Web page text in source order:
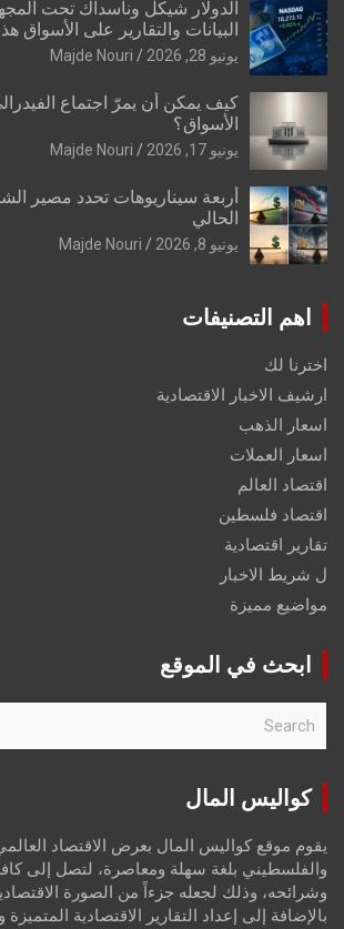
الدولار شيكل وناسداك تحت
البيانات والتقارير على الأسواق
يونيو 28, 2026 Majde Nouri
كيف يمكن أن يمرّ اجتماع
الأسواق؟
يونيو 17, 2026 Majde Nouri
أربعة سيناريوهات تحدد مصير
الحالي
يونيو 8, 2026 Majde Nouri
اهم التصنيفات
اخترنا لك
ارشيف الاخبار الاقتصادية
اسعار الذهب
اسعار العملات
اقتصاد العالم
اقتصاد فلسطين
تقارير اقتصادية
ل شريط الاخبار
مواضيع مميزة
ابحث في الموقع
r
كواليس المال
يقوم موقع كواليس المال بعرض الاقتصاد
والفلسطيني بلغة سهلة ومعاصرة، لتصل إلى
وشرائحه، وذلك لجعله جزءاً من الصورة
بالإضافة إلى إعداد التقارير الاقتصادية